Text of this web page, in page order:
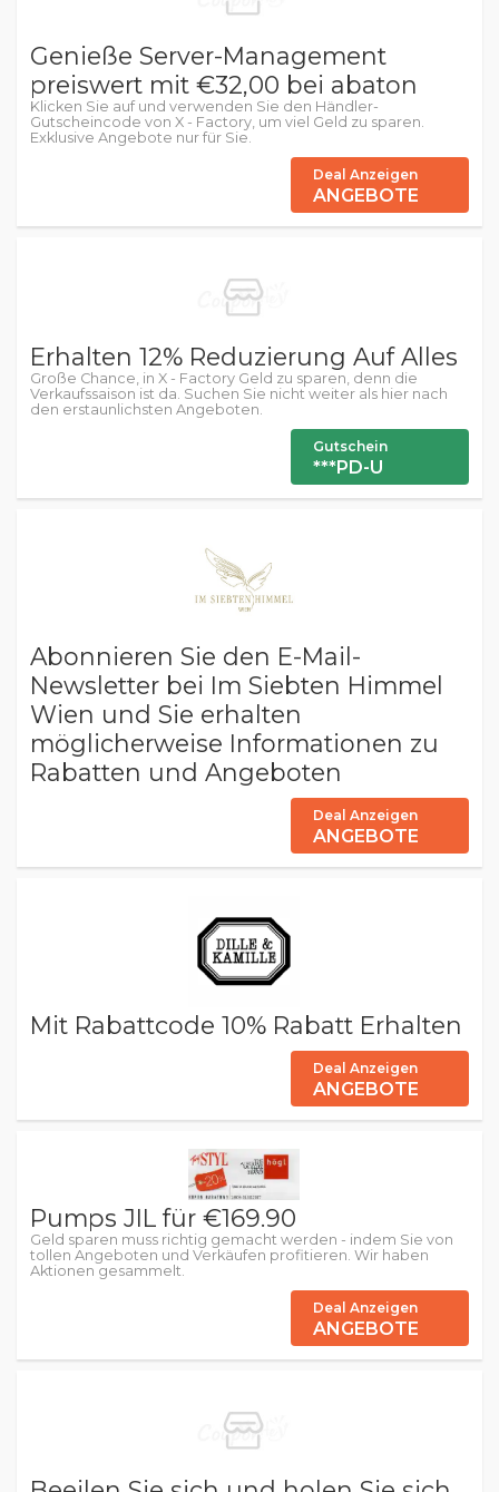
Genieße Server-Management
preiswert mit €32,00 bei abaton
Klicken Sie auf und verwenden Sie den Händler-
Gutscheincode von X - Factory, um viel Geld zu sparen.
Exklusive Angebote nur für Sie.
Deal Anzeigen
ANGEBOTE
Erhalten 12% Reduzierung Auf Alles
Große Chance, in X - Factory Geld zu sparen, denn die
Verkaufssaison ist da. Suchen Sie nicht weiter als hier nach
den erstaunlichsten Angeboten.
Gutschein
***PD-U
Abonnieren Sie den E-Mail-
Newsletter bei Im Siebten Himmel
Wien und Sie erhalten
möglicherweise Informationen zu
Rabatten und Angeboten
Deal Anzeigen
ANGEBOTE
Mit Rabattcode 10% Rabatt Erhalten
Deal Anzeigen
ANGEBOTE
Pumps JIL für €169.90
Geld sparen muss richtig gemacht werden - indem Sie von
tollen Angeboten und Verkäufen profitieren. Wir haben
Aktionen gesammelt.
Deal Anzeigen
ANGEBOTE